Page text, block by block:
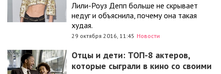
Лили-Роуз Депп больше не скрывает
недуг и объяснила, почему она такая
худая.
29 октября 2016, 11:45 Новости
Отцы и дети: ТОП-8 актеров,
которые сыграли в кино со своими